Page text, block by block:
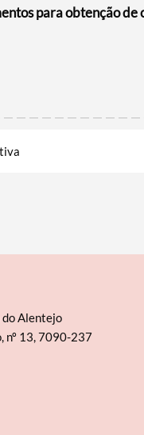
para obtenção de
Alentejo
nº 13, 7090-237